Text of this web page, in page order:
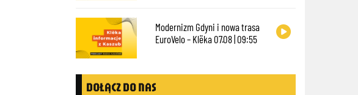
Modernizm Gdyni i nowa trasa
EuroVelo – Klëka 07.08 | 09:55
DOŁĄCZ DO NAS